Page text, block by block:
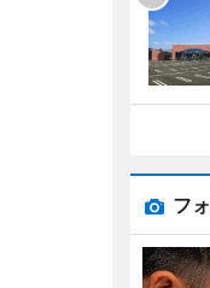
フ